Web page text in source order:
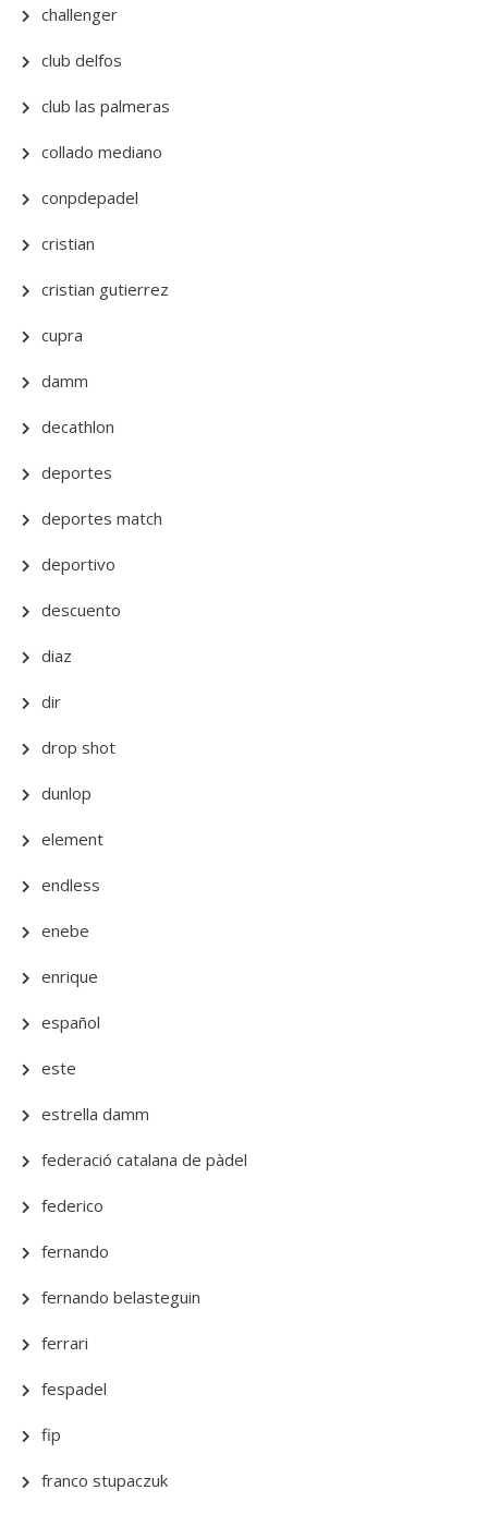
challenger
club delfos
club las palmeras
collado mediano
conpdepadel
cristian
cristian gutierrez
cupra
damm
decathlon
deportes
deportes match
deportivo
descuento
diaz
dir
drop shot
dunlop
element
endless
enebe
enrique
español
este
estrella damm
federació catalana de pàdel
federico
fernando
fernando belasteguin
ferrari
fespadel
fip
franco stupaczuk